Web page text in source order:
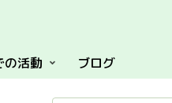
の活動 ブログ